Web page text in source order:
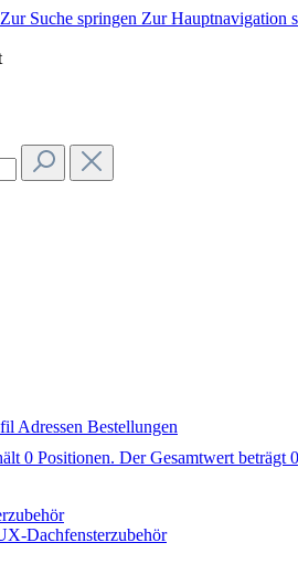
Zur Suche springen Zur Hauptnavigation
Adressen Bestellungen
0 Positionen. Der Gesamtwert beträgt
Dachfensterzubehör